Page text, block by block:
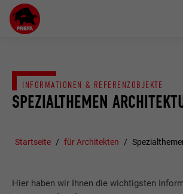
SPEZIALTHEMEN
INFORMATIONEN & REFERENZOBJEKTE
Startseite für Architekten
Hier haben wir Ihnen die wichtigsten